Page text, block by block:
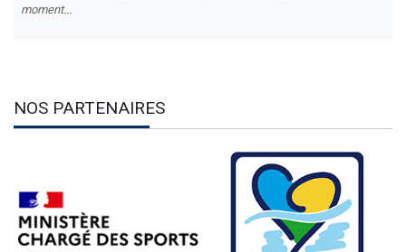
moment...
NOS PARTENAIRES